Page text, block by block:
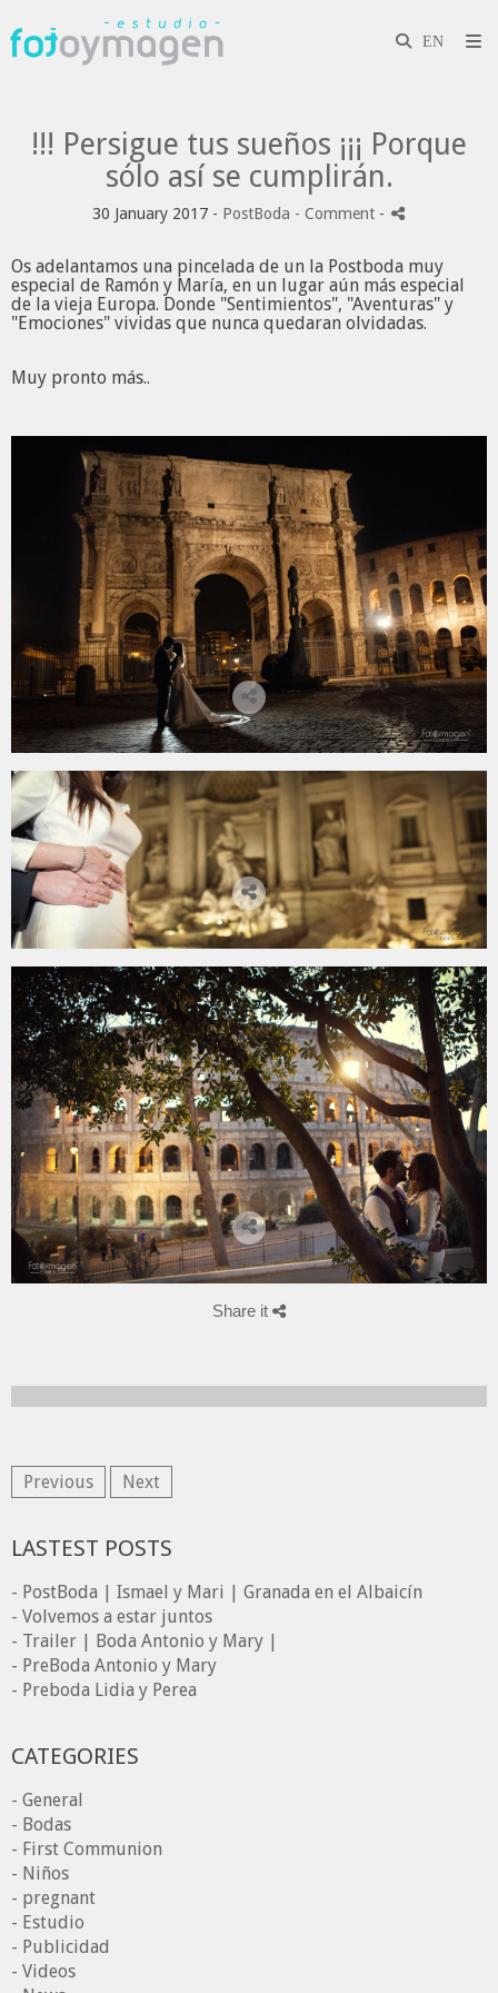
!!! Persigue tus sueños ¡¡¡ Porque
sólo así se cumplirán.
30 January 2017 - PostBoda - Comment -
Os adelantamos una pincelada de un la Postboda muy
especial de Ramón y María, en un lugar aún más especial
de la vieja Europa. Donde "Sentimientos", "Aventuras" y
"Emociones" vividas que nunca quedaran olvidadas.
Muy pronto más..
Share it
Previous Next
LASTEST POSTS
- PostBoda | Ismael y Mari | Granada en el Albaicín
- Volvemos a estar juntos
- Trailer | Boda Antonio y Mary |
- PreBoda Antonio y Mary
- Preboda Lidia y Perea
CATEGORIES
- General
- Bodas
- First Communion
- Niños
- pregnant
- Estudio
- Publicidad
- Videos